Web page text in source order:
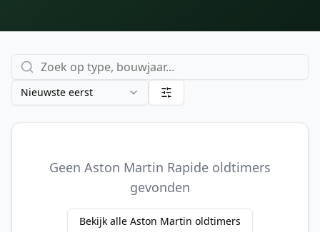
Nieuwste eerst
Geen Aston Martin Rapide oldtimers
gevonden
Bekijk alle Aston Martin oldtimers